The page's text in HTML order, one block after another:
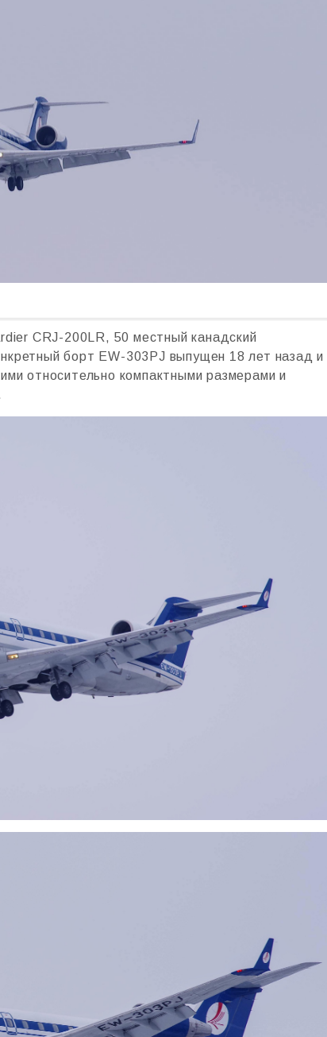
CRJ-200LR, 50 местный канадский
борт EW-303PJ выпущен 18 лет назад и
относительно компактными размерами и